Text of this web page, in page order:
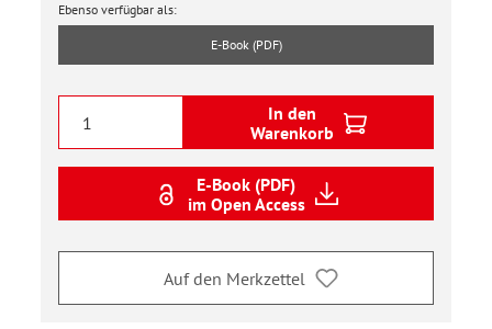
Ebenso verfügbar als:
E-Book (PDF)
In den
Warenkorb
E-Book (PDF)
im Open Access
Auf den Merkzettel